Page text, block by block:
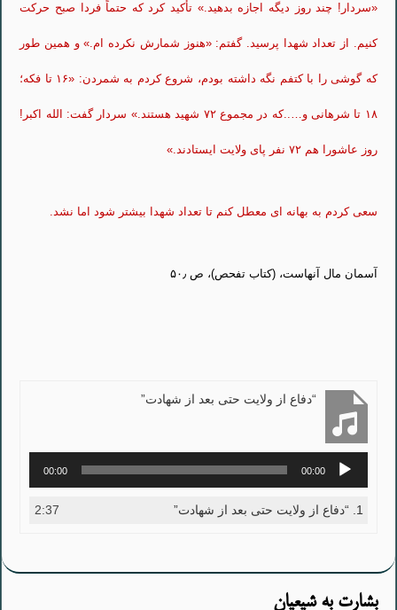
«سردار! چند روز دیگه اجازه بدهید.» تأکید کرد که حتماً فردا صبح حرکت
کنیم. از تعداد شهدا پرسید. گفتم: «هنوز شمارش نکرده ام.» و همین طور
که گوشی را با کتفم نگه داشته بودم، شروع کردم به شمردن: «۱۶ تا فکه؛
۱۸ تا شرهانی و…..که در مجموع ۷۲ شهید هستند.» سردار گفت: الله اکبر!
روز عاشورا هم ۷۲ نفر پای ولایت ایستادند.»
سعی کردم به بهانه ای معطل کنم تا تعداد شهدا بیشتر شود اما نشد.
آسمان مال آنهاست، (کتاب تفحص)، ص ۵۰٫
“دفاع از ولایت حتی بعد از شهادت”
پخش‌کننده
صوت
00:00
00:00
1. “دفاع از ولایت حتی بعد از شهادت” 2:37
بشارت به شیعیان